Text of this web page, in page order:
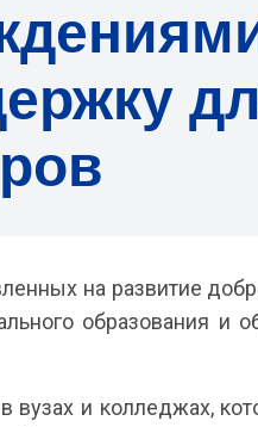
на развитие
образования и
и колледжах,